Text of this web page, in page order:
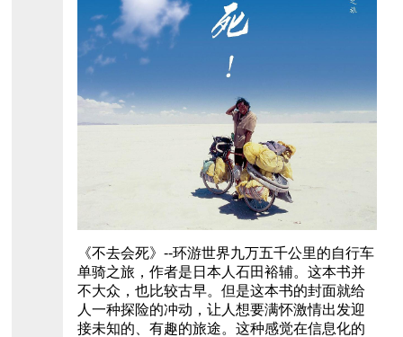
《不去会死》--环游世界九万五千公里的自行车
单骑之旅，作者是日本人石田裕辅。这本书并
不大众，也比较古早。但是这本书的封面就给
人一种探险的冲动，让人想要满怀激情出发迎
接未知的、有趣的旅途。这种感觉在信息化的